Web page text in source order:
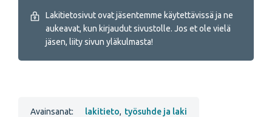
Lakitietosivut ovat jäsentemme käytettävissä ja ne
aukeavat, kun kirjaudut sivustolle. Jos et ole vielä
jäsen, liity sivun yläkulmasta!
Avainsanat: lakitieto, työsuhde ja laki